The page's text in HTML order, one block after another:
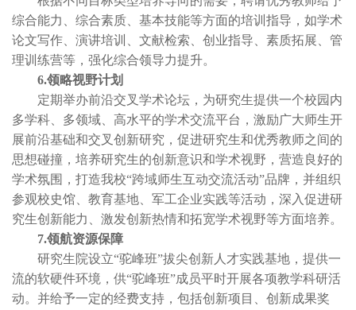
综合能力、综合素质、基本技能等方面的培训指导，如学术
论文写作、演讲培训、文献检索、创业指导、素质拓展、管
理训练营等，强化综合领导力提升。
6.领略视野计划
定期举办前沿交叉学术论坛，为研究生提供一个校园内
多学科、多领域、高水平的学术交流平台，激励广大师生开
展前沿基础和交叉创新研究，促进研究生和优秀教师之间的
思想碰撞，培养研究生的创新意识和学术视野，营造良好的
学术氛围，打造我校“跨域师生互动交流活动”品牌，并组织
参观校史馆、教育基地、军工企业实践等活动，深入促进研
究生创新能力、激发创新热情和拓宽学术视野等方面培养。
7.领航资源保障
研究生院设立“驼峰班”拔尖创新人才实践基地，提供一
流的软硬件环境，供“驼峰班”成员平时开展各项教学科研活
动。并给予一定的经费支持，包括创新项目、创新成果奖